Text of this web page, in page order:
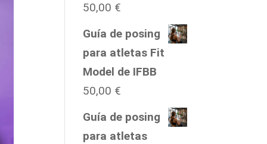
50,00 €
Guía de posing
para atletas Fit
Model de IFBB
50,00 €
Guía de posing
para atletas